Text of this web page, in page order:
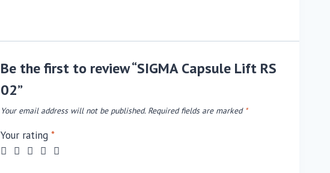
Be the first to review “SIGMA Capsule Lift RS
02”
Your email address will not be published. Required fields are marked *
Your rating*